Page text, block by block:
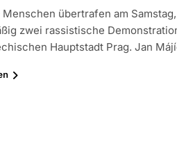
übertrafen am
zwei rassistische
Hauptstadt Prag. Jan